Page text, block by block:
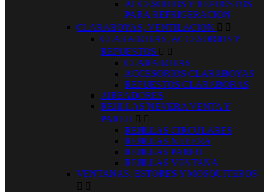
ACCESORIOS Y REPUESTOS
PARA REFRIGERACION
CLARABOYAS, VENTILACION  
CLARABOYAS, ACCESORIOS Y
REPUESTOS  
CLARABOYAS
ACCESORIOS CLARABOYAS
REPUESTOS CLARABORAS
AIREADORES
REJILLAS´NEVERA VENTA Y
PARED  
REJILLAS CIRCULARES
REJILLAS NEVERA
REJILLAS PARED
REJILLAS VENTANA
VENTANAS, ESTORES Y MOSQUITEROS
 